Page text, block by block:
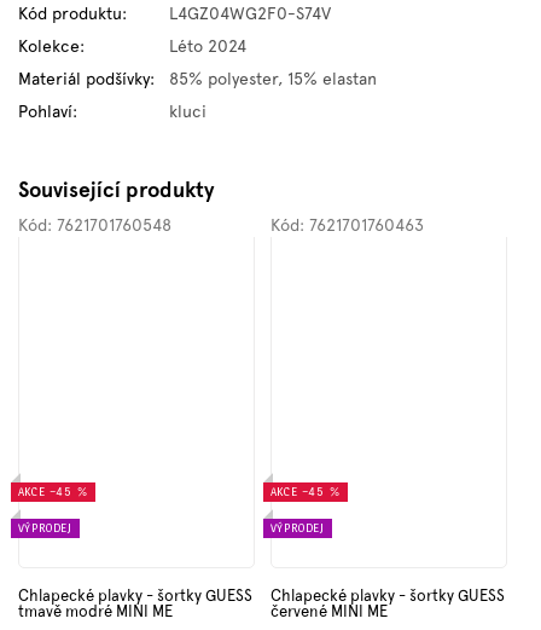
Kód produktu:
L4GZ04WG2F0-S74V
Kolekce:
Léto 2024
Materiál podšívky:
85% polyester, 15% elastan
Pohlaví: kluci
Související produkty
AKCE –45 %
VÝPRODEJ
Chlapecké plavky - šortky GUESS
tmavě modré MINI ME
Kód: 7621701760548
AKCE –45 %
VÝPRODEJ
Chlapecké plavky - šortky GUESS
červené MINI ME
Kód: 7621701760463